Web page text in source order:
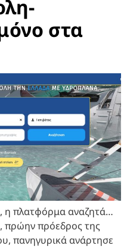
στα
η πλατφόρμα αναζητά…
πρώην πρόεδρος της
πανηγυρικά ανάρτησε